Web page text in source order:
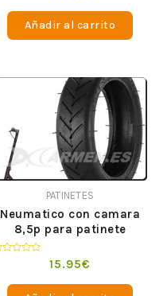
Añadir al carrito
PATINETES
Neumatico con camara
8,5p para patinete
15.95€